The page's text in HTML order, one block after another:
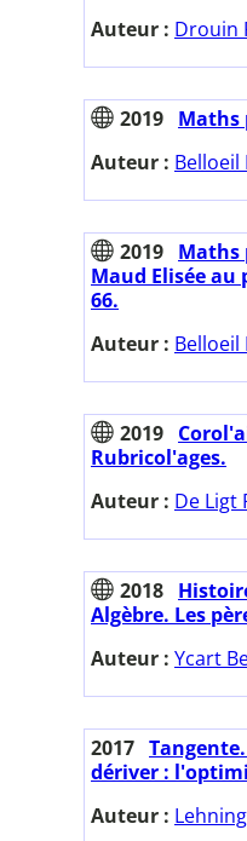
Auteur : Drouin
2019 Maths
Auteur : Belloeil
2019 Maths
Maud Elisée au
66.
Auteur : Belloeil
2019
Rubricol'ages.
Auteur : De Ligt
2018
Algèbre. Les
Auteur : Ycart
2017 Tangente.
dériver :
Auteur :